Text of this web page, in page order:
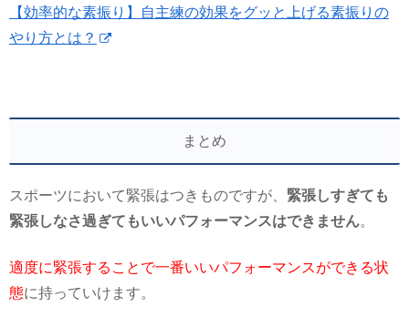
【効率的な素振り】自主練の効果をグッと上げる素振りの
やり方とは？
まとめ
スポーツにおいて緊張はつきものですが、 緊張しすぎても
緊張しなさ過ぎてもいいパフォーマンスはできません。
適度に緊張することで一番いいパフォーマンスができる状
態に持っていけます。